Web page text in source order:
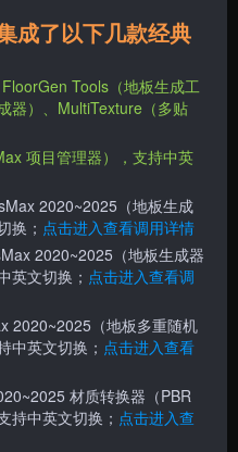
成了以下几款经典
Tools（地板生成工
器）、MultiTexture（多贴
项目管理器）
，支持中英
2020~2025 （地板生成
换； 点击进入查看调用详情
2020~2025（地板生成器
英文切换； 点击进入查看调
2020~2025 （地板多重随机
中英文切换； 点击进入查看
材质转换器（PBR
持中英文切换； 点击进入查